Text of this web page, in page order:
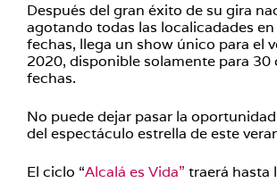
Después del gran éxito de su gira
agotando todas las localicadades
fechas, llega un show único para el
2020, disponible solamente para 30
fechas.
No puede dejar pasar la
del espectáculo estrella de este
El ciclo “Alcalá es Vida” traerá hasta